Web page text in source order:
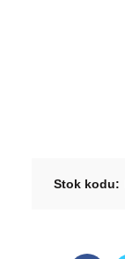
Stok kodu: